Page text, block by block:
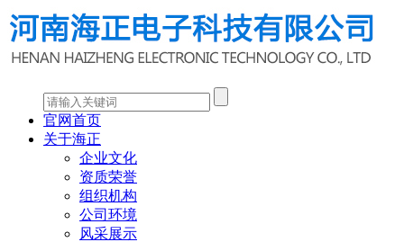
官网首页
关于海正
企业文化
资质荣誉
组织机构
公司环境
风采展示